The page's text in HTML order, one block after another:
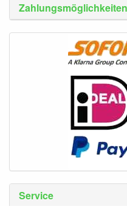
Zahlungsmöglichkeiten
Service